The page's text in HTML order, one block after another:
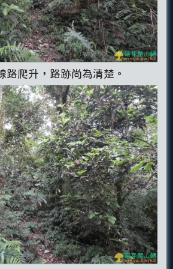
路爬升，路跡尚為清楚。